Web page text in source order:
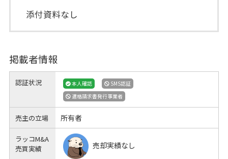
添付資料なし
掲載者情報
認証状況 本人確認
SMS認証
適格請求書発行事業者
売主の立場 所有者
ラッコM&A
売買実績
売却実績なし